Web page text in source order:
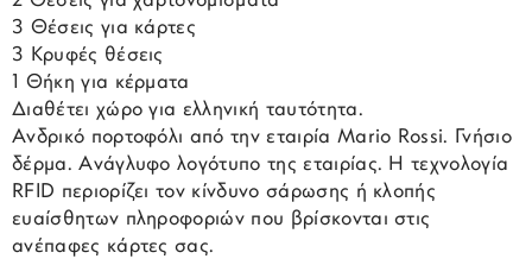
3 Θέσεις για κάρτες
3 Κρυφές θέσεις
1 Θήκη για κέρματα
Διαθέτει χώρο για ελληνική ταυτότητα.
Ανδρικό πορτοφόλι από την εταιρία Mario Rossi. Γνήσιο
δέρμα. Ανάγλυφο λογότυπο της εταιρίας. Η τεχνολογία
RFID περιορίζει τον κίνδυνο σάρωσης ή κλοπής
ευαίσθητων πληροφοριών που βρίσκονται στις
ανέπαφες κάρτες σας.